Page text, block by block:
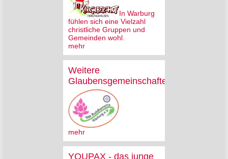
In Warburg
fühlen sich eine Vielzahl
christliche Gruppen und
Gemeinden wohl.
mehr
Weitere
Glaubensgemeinschaften
mehr
YOUPAX - das junge